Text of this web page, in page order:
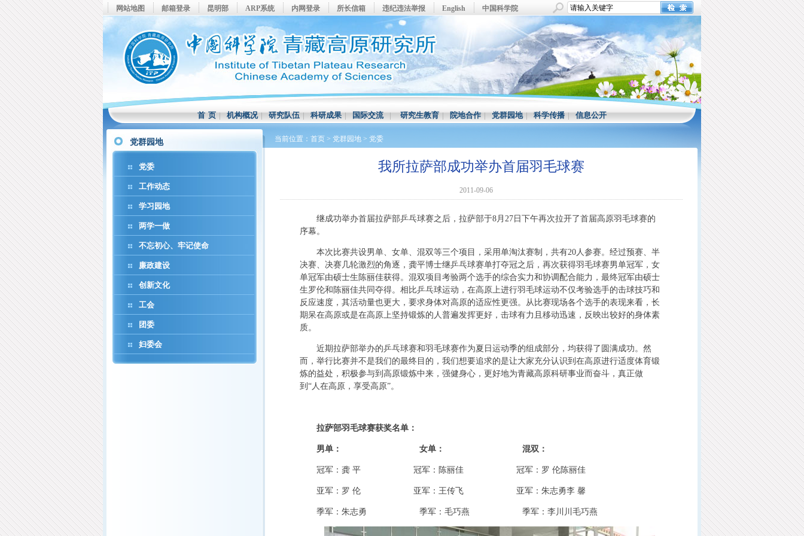
网站地图 邮箱登录 昆明部 ARP系统 内网登录 所长信箱 违纪违法举报 English 中国科学院
首 页|机构概况|研究队伍|科研成果|国际交流|研究生教育|院地合作|党群园地|科学传播|信息公开
党群园地
党委
工作动态
学习园地
两学一做
不忘初心、牢记使命
廉政建设
创新文化
工会
团委
妇委会
当前位置： 首页 > 党群园地 > 党委
我所拉萨部成功举办首届羽毛球赛
2011-09-06
继成功举办首届拉萨部乒乓球赛之后，拉萨部于8月27日下午再次拉开了首届高原羽毛球赛的
序幕。
本次比赛共设男单、女单、混双等三个项目，采用单淘汰赛制，共有20人参赛。经过预赛、半
决赛、决赛几轮激烈的角逐，龚平博士继乒乓球赛单打夺冠之后，再次获得羽毛球赛男单冠军，女
单冠军由硕士生陈丽佳获得。混双项目考验两个选手的综合实力和协调配合能力，最终冠军由硕士
生罗伦和陈丽佳共同夺得。相比乒乓球运动，在高原上进行羽毛球运动不仅考验选手的击球技巧和
反应速度，其活动量也更大，要求身体对高原的适应性更强。从比赛现场各个选手的表现来看，长
期呆在高原或是在高原上坚持锻炼的人普遍发挥更好，击球有力且移动迅速，反映出较好的身体素
质。
近期拉萨部举办的乒乓球赛和羽毛球赛作为夏日运动季的组成部分，均获得了圆满成功。然
而，举行比赛并不是我们的最终目的，我们想要追求的是让大家充分认识到在高原进行适度体育锻
炼的益处，积极参与到高原锻炼中来，强健身心，更好地为青藏高原科研事业而奋斗，真正做
到“人在高原，享受高原”。
拉萨部羽毛球赛获奖名单：
男单： 女单： 混双：
冠军：龚 平 冠军：陈丽佳 冠军：罗 伦陈丽佳
亚军：罗 伦 亚军：王传飞 亚军：朱志勇李 馨
季军：朱志勇 季军：毛巧燕 季军：李川川毛巧燕